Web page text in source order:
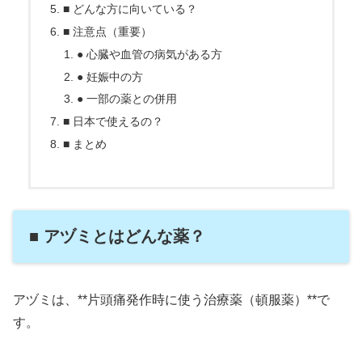
■ どんな方に向いている？
■ 注意点（重要）
● 心臓や血管の病気がある方
● 妊娠中の方
● 一部の薬との併用
■ 日本で使えるの？
■ まとめ
■ アヅミとはどんな薬？
アヅミは、**片頭痛発作時に使う治療薬（頓服薬）**で
す。